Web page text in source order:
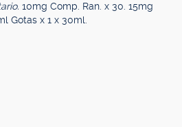
10mg Comp. Ran. x 30. 15mg
Gotas x 1 x 30ml.